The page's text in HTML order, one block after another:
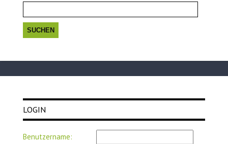
nach:
LOGIN
Benutzername: